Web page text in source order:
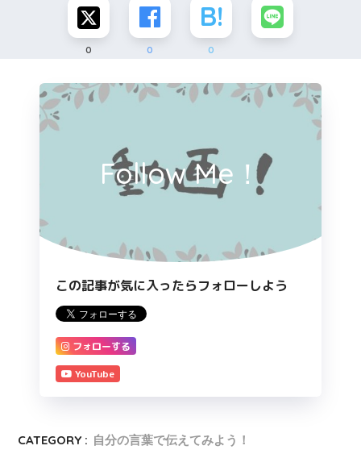
0 0 0
Follow Me！
この記事が気に入ったらフォローしよう
フォローする
YouTube
CATEGORY : 自分の言葉で伝えてみよう！